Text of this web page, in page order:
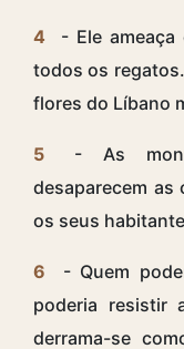
4
- Ele
todos os
flores do Líbano
5
- As
desaparecem
os seus
6
- Quem
poderia resistir
derrama-se